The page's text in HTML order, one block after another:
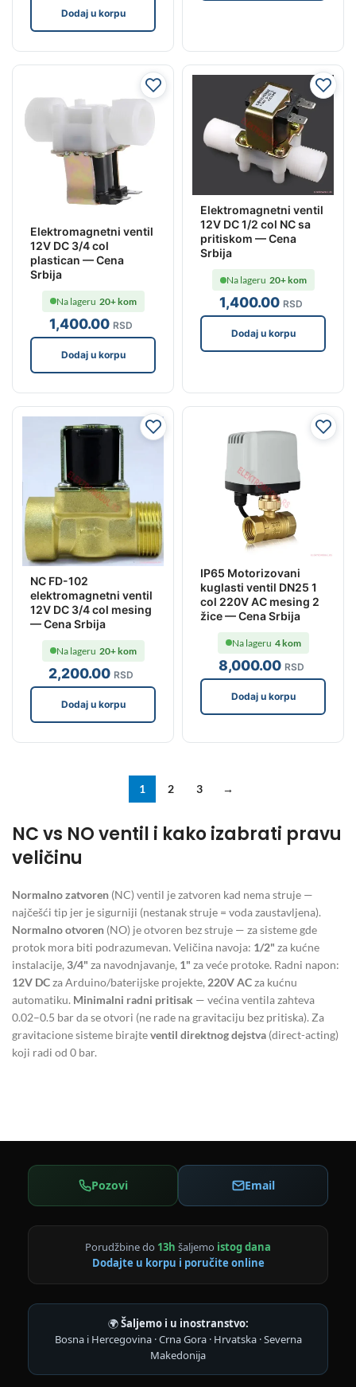
Dodaj u korpu
Elektromagnetni ventil
12V DC 3/4 col
plastican — Cena
Srbija
1,400.00 RSD
Na lageru 20+ kom
Dodaj u korpu
Elektromagnetni ventil
12V DC 1/2 col NC sa
pritiskom — Cena
Srbija
1,400.00 RSD
Na lageru 20+ kom
Dodaj u korpu
NC FD-102
elektromagnetni ventil
12V DC 3/4 col mesing
— Cena Srbija
2,200.00 RSD
Na lageru 20+ kom
Dodaj u korpu
IP65 Motorizovani
kuglasti ventil DN25 1
col 220V AC mesing 2
žice — Cena Srbija
8,000.00 RSD
Na lageru 4 kom
Dodaj u korpu
1 2 3 →
NC vs NO ventil i kako izabrati pravu
veličinu
Normalno zatvoren (NC) ventil je zatvoren kad nema struje —
najčešći tip jer je sigurniji (nestanak struje = voda zaustavljena).
Normalno otvoren (NO) je otvoren bez struje — za sisteme gde
protok mora biti podrazumevan. Veličina navoja: 1/2" za kućne
instalacije, 3/4" za navodnjavanje, 1" za veće protoke. Radni napon:
12V DCza Arduino/baterijske projekte, 220V ACza kućnu
automatiku. Minimalni radni pritisak — većina ventila zahteva
0.02–0.5 bar da se otvori (ne rade na gravitaciju bez pritiska). Za
gravitacione sisteme birajteventil direktnog dejstva (direct-acting)
koji radi od 0 bar.
Pozovi Email
Porudžbine do 13h šaljemo istog dana
Dodajte u korpu i poručite online
🌍Šaljemo i u inostranstvo:
Bosna i Hercegovina · Crna Gora · Hrvatska · Severna
Makedonija